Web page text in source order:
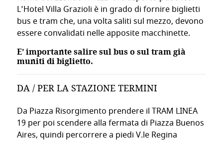
PERCHÉ IL QUARTIERE PARIOLI È
La combinazione di ambienti classici con bagni in
È DISPONIBILE IL PARCHEGGIO
Villa Grazioli Boutique Hotel offre una soluzione di parcheggio
Il costo del parcheggio convenzionato è di circa €18 al giorno
Villa Grazioli Boutique Hotel offre una soluzione di parcheggio
PER CHI È IDEALE VILLA GRAZIOLI
Villa Grazioli Boutique Hotel è ideale per coppie e viaggiatori
IL VILLA GRAZIOLI BOUTIQUE HOTEL È UN
Sì, il Villa Grazioli Boutique Hotel dista appena 1,1 km
- Fermata Piazza Buenos Aires (5 min a
- Fermata Via Salaria (2 min a piedi)
- 10-15 minuti con mezzi pubblici
Transfer Aeroportuali
Aeroporto Ciampino (CIA)- Servizio navetta
Tempo di percorrenza: 30-45 minuti in base al traffico
CAMERE E SISTEMAZIONI
L’Hotel Villa Grazioli è in grado di fornire biglietti
bus e tram che, una volta saliti sul mezzo, devono
essere convalidati nelle apposite macchinette.
E’ importante salire sul bus o sul tram già
muniti di biglietto.
DA / PER LA STAZIONE TERMINI
Da Piazza Risorgimento prendere il TRAM LINEA
19 per poi scendere alla fermata di Piazza Buenos
Aires, quindi percorrere a piedi V.le Regina